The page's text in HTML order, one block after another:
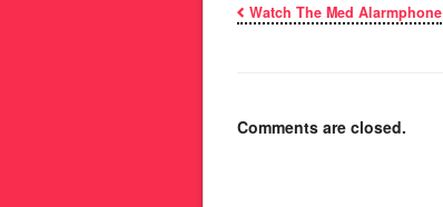
Watch The Med Alarmphone
Comments are closed.